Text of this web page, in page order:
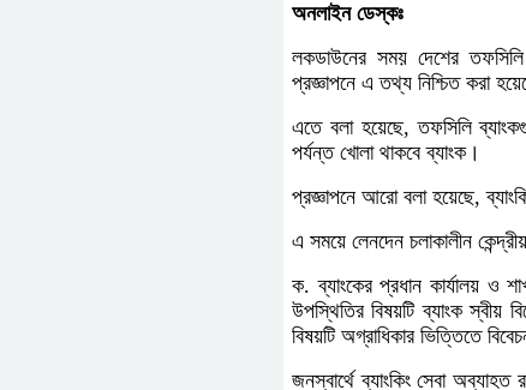
অনলাইন ডেস্কঃ
লকডাউনের সময় দেশের
প্রজ্ঞাপনে এ তথ্য নিশ্চিত করা
এতে বলা হয়েছে, তফসিলি
পর্যন্ত খোলা থাকবে ব্যাংক।
প্রজ্ঞাপনে আরো বলা হয়েছে,
এ সময়ে লেনদেন চলাকালীন
ক. ব্যাংকের প্রধান কার্যালয় ও
উপস্থিতির বিষয়টি ব্যাংক স্বীয়
বিষয়টি অগ্রাধিকার ভিত্তিতে
জনস্বার্থে ব্যাংকিং সেবা অব্যাহত